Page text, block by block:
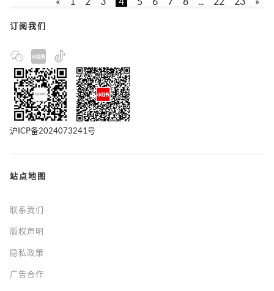
订阅我们
沪ICP备2024073241号
站点地图
联系我们
版权声明
隐私政策
广告合作